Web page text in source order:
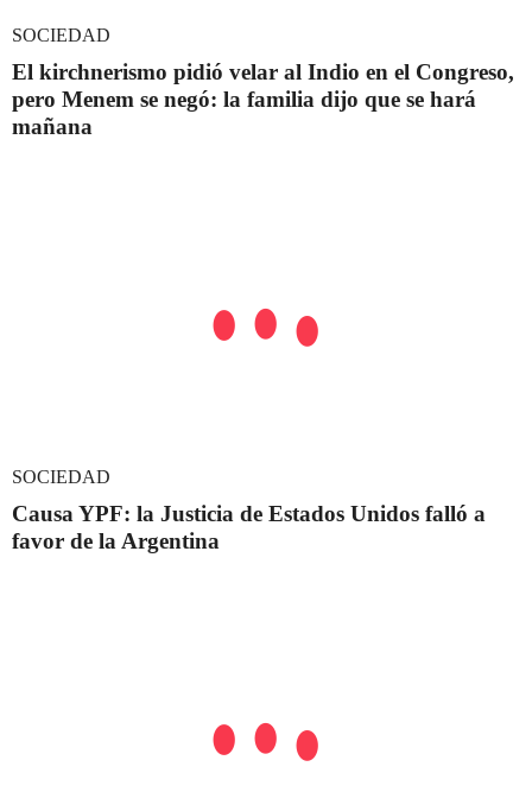
SOCIEDAD
El kirchnerismo pidió velar al Indio en el Congreso,
pero Menem se negó: la familia dijo que se hará
mañana
SOCIEDAD
Causa YPF: la Justicia de Estados Unidos falló a
favor de la Argentina